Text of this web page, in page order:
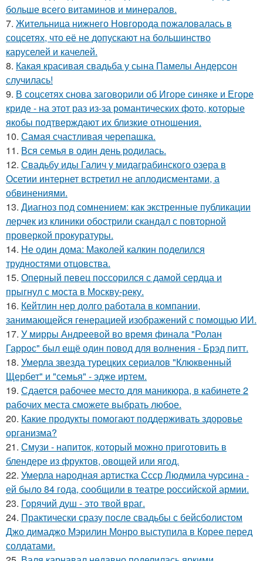
больше всего витаминов и минералов.
7. Жительница нижнего Новгорода пожаловалась в
соцсетях, что её не допускают на большинство
каруселей и качелей.
8. Какая красивая свадьба у сына Памелы Андерсон
случилась!
9. В соцсетях снова заговорили об Игоре синяке и Егоре
криде - на этот раз из-за романтических фото, которые
якобы подтверждают их близкие отношения.
10. Самая счастливая черепашка.
11. Вся семья в один день родилась.
12. Свадьбу иды Галич у мидаграбинского озера в
Осетии интернет встретил не аплодисментами, а
обвинениями.
13. Диагноз под сомнением: как экстренные публикации
лерчек из клиники обострили скандал с повторной
проверкой прокуратуры.
14. Не один дома: Маколей калкин поделился
трудностями отцовства.
15. Оперный певец поссорился с дамой сердца и
прыгнул с моста в Москву-реку.
16. Кейтлин нер долго работала в компании,
занимающейся генерацией изображений с помощью ИИ.
17. У мирры Андреевой во время финала "Ролан
Гаррос" был ещё один повод для волнения - Брэд питт.
18. Умерла звезда турецких сериалов "Клюквенный
Щербет" и "семья" - эдже иртем.
19. Сдается рабочее место для маникюра, в кабинете 2
рабочих места сможете выбрать любое.
20. Какие продукты помогают поддерживать здоровье
организма?
21. Смузи - напиток, который можно приготовить в
блендере из фруктов, овощей или ягод.
22. Умерла народная артистка Ссср Людмила чурсина -
ей было 84 года, сообщили в театре российской армии.
23. Горячий душ - это твой враг.
24. Практически сразу после свадьбы с бейсболистом
Джо димаджо Мэрилин Монро выступила в Корее перед
солдатами.